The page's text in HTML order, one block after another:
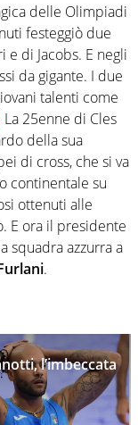
delle Olimpiadi
festeggiò due
di Jacobs. E negli
da gigante. I due
talenti come
La 25enne di Cles
della sua
di cross, che si va
continentale su
ottenuti alle
E ora il presidente
squadra azzurra a
.
l’imbeccata